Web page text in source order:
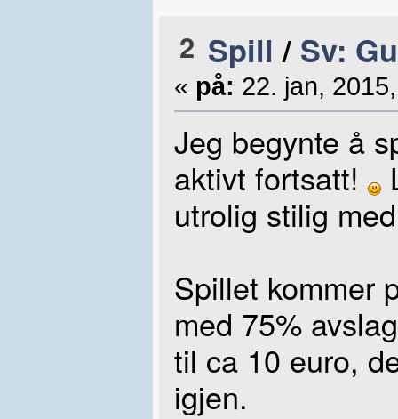
2 Spill / Sv:
« på: 22. jan,
Jeg begynte å
aktivt fortsatt!
utrolig stilig
Spillet kommer
med 75%
til ca 10 euro,
igjen.